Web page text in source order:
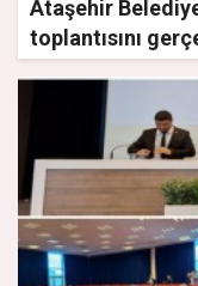
Ataşehir
toplantısını